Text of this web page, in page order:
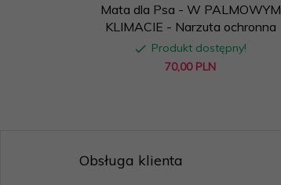
Mata dla Psa - W PALMOWYM
KLIMACIE - Narzuta ochronna
Produkt dostępny!
70,00 PLN
Obsługa klienta